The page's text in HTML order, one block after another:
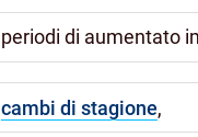
periodi di aumentato
cambi di stagione,